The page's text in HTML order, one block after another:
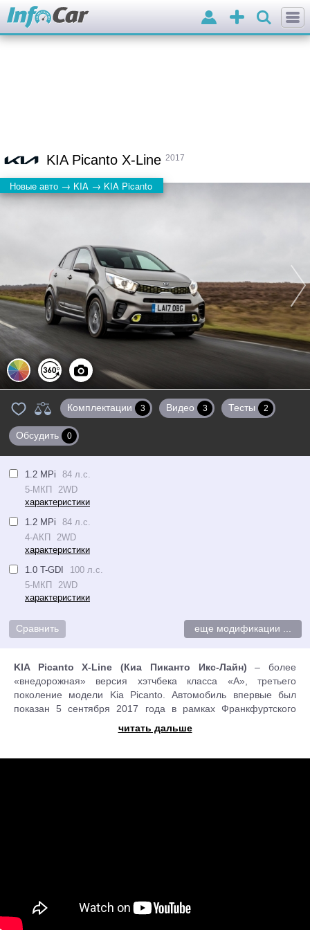
Добавить
объявление
Войти
KIA Picanto X-Line 2017
Новые авто → KIA → KIA Picanto
Цвета 360°
Комплектации 3 Видео 3 Тесты 2
Обсудить 0
1.2 MPi
84 л.с.
5-МКП
2WD
характеристики
1.2 MPi
84 л.с.
4-АКП
2WD
характеристики
1.0 T-GDI
100 л.с.
5-МКП
2WD
характеристики
еще модификации ...
KIA Picanto X-Line (Киа Пиканто Икс-Лайн) – более
«внедорожная» версия хэтчбека класса «А», третьего
поколение модели Kia Picanto. Автомобиль впервые был
показан 5 сентября 2017 года в рамках Франкфуртского
пластиковые защитные накладки «под металл». А черные
накладки на колесных арках и порогах очередной раз
читать дальше